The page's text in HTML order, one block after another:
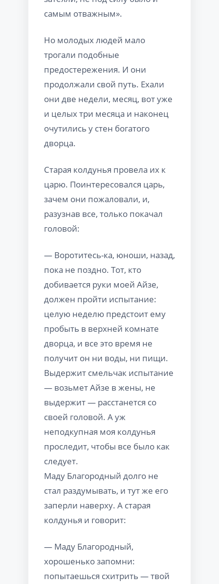
самым отважным».
Но молодых людей мало
трогали подобные
предостережения. И они
продолжали свой путь. Ехали
они две недели, месяц, вот уже
и целых три месяца и наконец
очутились у стен богатого
дворца.
Старая колдунья провела их к
царю. Поинтересовался царь,
зачем они пожаловали, и,
разузнав все, только покачал
головой:
— Воротитесь-ка, юноши, назад,
пока не поздно. Тот, кто
добивается руки моей Айзе,
должен пройти испытание:
целую неделю предстоит ему
пробыть в верхней комнате
дворца, и все это время не
получит он ни воды, ни пищи.
Выдержит смельчак испытание
— возьмет Айзе в жены, не
выдержит — расстанется со
своей головой. А уж
неподкупная моя колдунья
проследит, чтобы все было как
следует.
Маду Благородный долго не
стал раздумывать, и тут же его
заперли наверху. А старая
колдунья и говорит:
— Маду Благородный,
хорошенько запомни:
попытаешься схитрить — твой